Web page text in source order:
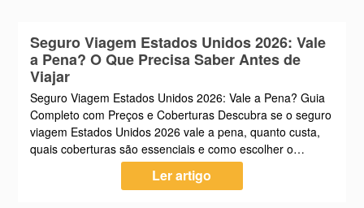
Seguro Viagem Estados Unidos 2026: Vale
a Pena? O Que Precisa Saber Antes de
Viajar
Seguro Viagem Estados Unidos 2026: Vale a Pena? Guia
Completo com Preços e Coberturas Descubra se o seguro
viagem Estados Unidos 2026 vale a pena, quanto custa,
quais coberturas são essenciais e como escolher o…
Ler artigo